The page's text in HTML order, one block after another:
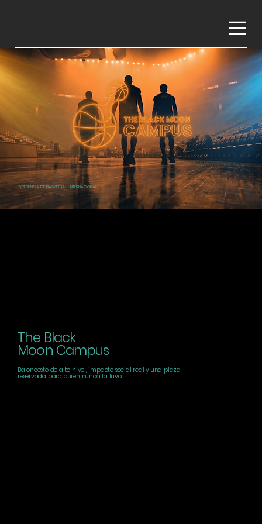
EXPERIENCIA DE BASKETBALL INTERNACIONAL
The Black
Moon Campus
Baloncesto de alto nivel, impacto social real y una plaza
reservada para quien nunca la tuvo.